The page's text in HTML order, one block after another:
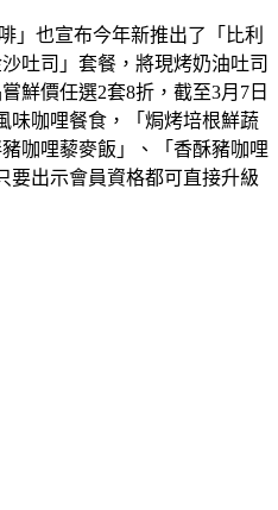
」也宣布今年新推出了「比利
吐司」套餐，將現烤奶油吐司
鮮價任選2套8折，截至3月7日
味咖哩餐食，「焗烤培根鮮蔬
咖哩藜麥飯」、「香酥豬咖哩
要出示會員資格都可直接升級